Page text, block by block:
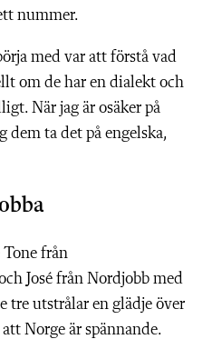
nummer.
med var att förstå vad
om de har en dialekt och
När jag är osäker på
dem ta det på engelska,
Tone från
José från Nordjobb med
tre utstrålar en glädje över
Norge är spännande.